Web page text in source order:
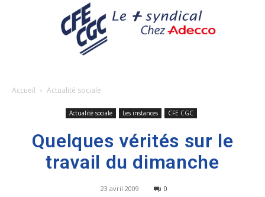
Accueil Actualité sociale
Actualité sociale Les instances CFE CGC
Quelques vérités sur le
travail du dimanche
23 avril 2009 0